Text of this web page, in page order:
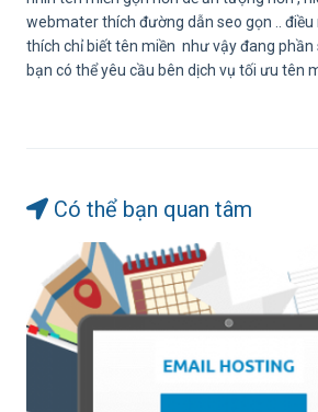
webmater thích đường dẫn seo gọn .. điều
thích chỉ biết tên miền như vậy đang phần
bạn có thể yêu cầu bên dịch vụ tối ưu tên
Có thể bạn quan tâm